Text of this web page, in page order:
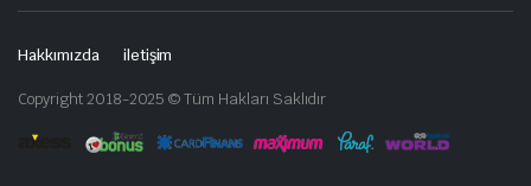
Hakkımızda iletişim
Copyright 2018-2025 © Tüm Hakları Saklıdır